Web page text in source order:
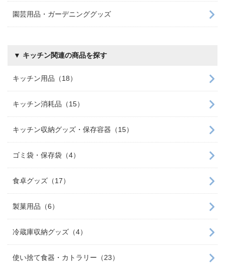
園芸用品・ガーデニンググッズ
▼ キッチン関連の商品を探す
キッチン用品（18）
キッチン消耗品（15）
キッチン収納グッズ・保存容器（15）
ゴミ袋・保存袋（4）
食卓グッズ（17）
製菓用品（6）
冷蔵庫収納グッズ（4）
使い捨て食器・カトラリー（23）